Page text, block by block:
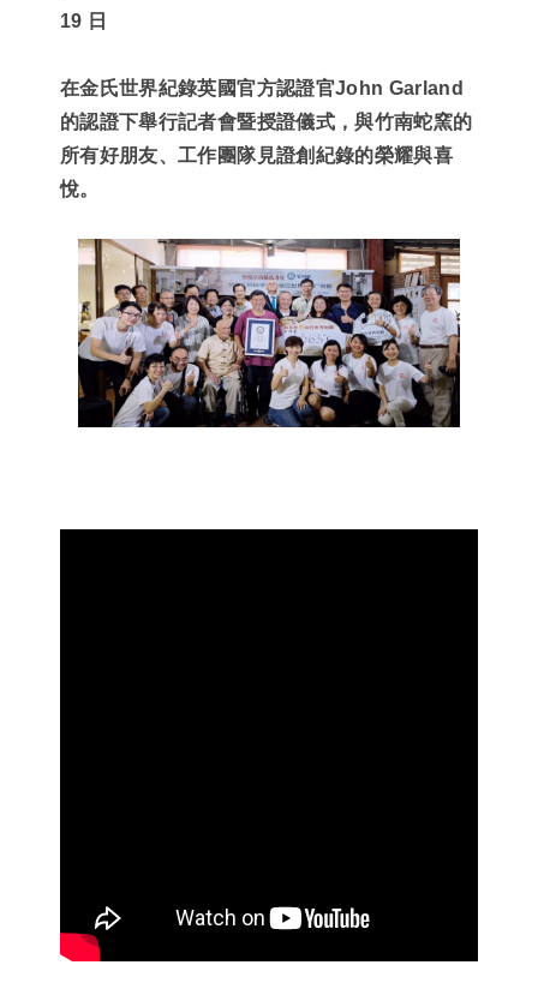
19 日
在金氏世界紀錄英國官方認證官John Garland
的認證下舉行記者會暨授證儀式，與竹南蛇窯的
所有好朋友、工作團隊見證創紀錄的榮耀與喜
悅。